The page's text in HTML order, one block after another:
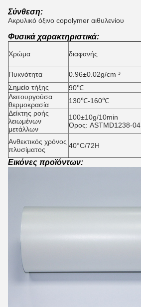
Σύνθεση:
Ακρυλικό όξινο copolymer αιθυλενίου
Φυσικά χαρακτηριστικά:
Χρώμα διαφανής
Πυκνότητα 0.96±0.02g/cm ³
Σημείο τήξης
90℃
Λειτουργούσα
θερμοκρασία
130℃-160℃
Δείκτης ροής
λειωμένων
μετάλλων
100±10g/10min
Όρος: ASTMD1238-04
Ανθεκτικός χρόνος
πλυσίματος
40°C/72H
Εικόνες προϊόντων: